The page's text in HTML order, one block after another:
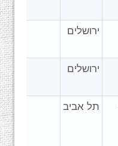
ירושלים
ירושלים
תל אביב